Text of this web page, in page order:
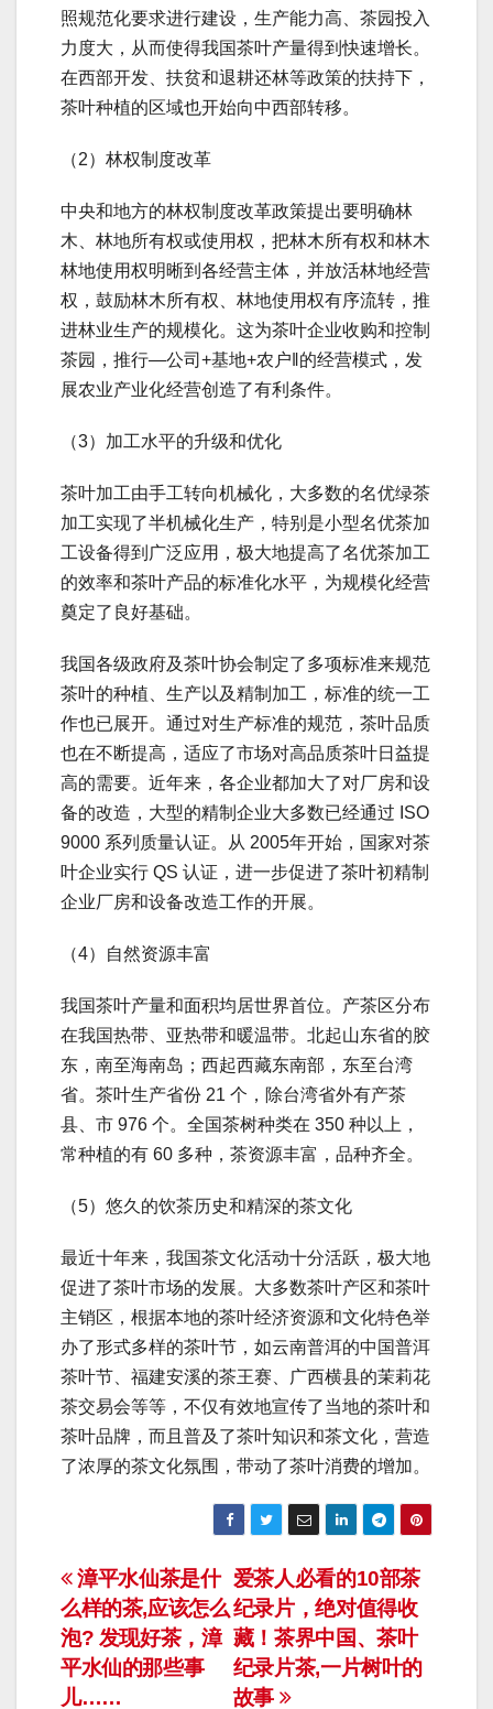
照规范化要求进行建设，生产能力高、茶园投入
力度大，从而使得我国茶叶产量得到快速增长。
在西部开发、扶贫和退耕还林等政策的扶持下，
茶叶种植的区域也开始向中西部转移。
（2）林权制度改革
中央和地方的林权制度改革政策提出要明确林
木、林地所有权或使用权，把林木所有权和林木
林地使用权明晰到各经营主体，并放活林地经营
权，鼓励林木所有权、林地使用权有序流转，推
进林业生产的规模化。这为茶叶企业收购和控制
茶园，推行―公司+基地+农户‖的经营模式，发
展农业产业化经营创造了有利条件。
（3）加工水平的升级和优化
茶叶加工由手工转向机械化，大多数的名优绿茶
加工实现了半机械化生产，特别是小型名优茶加
工设备得到广泛应用，极大地提高了名优茶加工
的效率和茶叶产品的标准化水平，为规模化经营
奠定了良好基础。
我国各级政府及茶叶协会制定了多项标准来规范
茶叶的种植、生产以及精制加工，标准的统一工
作也已展开。通过对生产标准的规范，茶叶品质
也在不断提高，适应了市场对高品质茶叶日益提
高的需要。近年来，各企业都加大了对厂房和设
备的改造，大型的精制企业大多数已经通过 ISO
9000 系列质量认证。从 2005年开始，国家对茶
叶企业实行 QS 认证，进一步促进了茶叶初精制
企业厂房和设备改造工作的开展。
（4）自然资源丰富
我国茶叶产量和面积均居世界首位。产茶区分布
在我国热带、亚热带和暖温带。北起山东省的胶
东，南至海南岛；西起西藏东南部，东至台湾
省。茶叶生产省份 21 个，除台湾省外有产茶
县、市 976 个。全国茶树种类在 350 种以上，
常种植的有 60 多种，茶资源丰富，品种齐全。
（5）悠久的饮茶历史和精深的茶文化
最近十年来，我国茶文化活动十分活跃，极大地
促进了茶叶市场的发展。大多数茶叶产区和茶叶
主销区，根据本地的茶叶经济资源和文化特色举
办了形式多样的茶叶节，如云南普洱的中国普洱
茶叶节、福建安溪的茶王赛、广西横县的茉莉花
茶交易会等等，不仅有效地宣传了当地的茶叶和
茶叶品牌，而且普及了茶叶知识和茶文化，营造
了浓厚的茶文化氛围，带动了茶叶消费的增加。
文
章
导
爱茶人必看的10部茶
纪录片，绝对值得收
藏！茶界中国、茶叶
纪录片茶,一片树叶的
故事
漳平水仙茶是什
么样的茶,应该怎么
泡? 发现好茶，漳
平水仙的那些事
儿……